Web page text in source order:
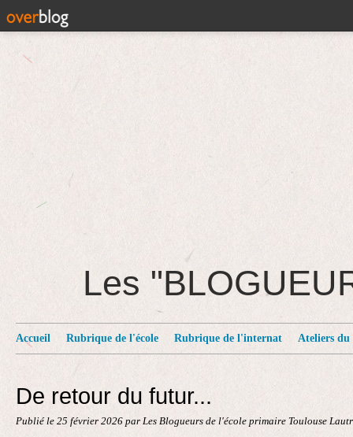
Les
Accueil Rubrique de l'école Rubrique de l'internat Ateliers du
De retour du futur...
Publié le 25 février 2026 par Les Blogueurs de l'école primaire Toulouse